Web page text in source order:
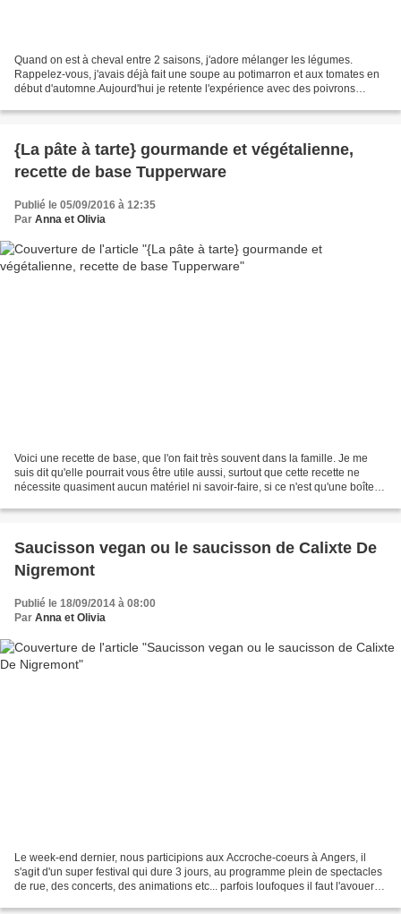
Quand on est à cheval entre 2 saisons, j'adore mélanger les légumes.
Rappelez-vous, j'avais déjà fait une soupe au potimarron et aux tomates en
début d'automne.Aujourd'hui je retente l'expérience avec des poivrons
{La pâte à tarte} gourmande et végétalienne,
recette de base Tupperware
Publié le 05/09/2016 à 12:35
Par Anna et Olivia
Voici une recette de base, que l'on fait très souvent dans la famille. Je me
suis dit qu'elle pourrait vous être utile aussi, surtout que cette recette ne
nécessite quasiment aucun matériel ni savoir-faire, si ce n'est qu'une boîte
Saucisson vegan ou le saucisson de Calixte De
Nigremont
Publié le 18/09/2014 à 08:00
Par Anna et Olivia
Le week-end dernier, nous participions aux Accroche-coeurs à Angers, il
s'agit d'un super festival qui dure 3 jours, au programme plein de spectacles
de rue, des concerts, des animations etc... parfois loufoques il faut l'avouer